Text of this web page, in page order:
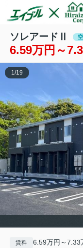
ソレアードⅡ
6.59万円～
1/19
賃料 6.59万円～7.33